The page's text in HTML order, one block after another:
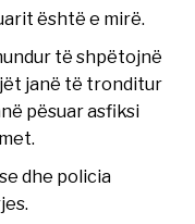
është e mirë.
të shpëtojnë
janë të tronditur
pësuar asfiksi
dhe policia